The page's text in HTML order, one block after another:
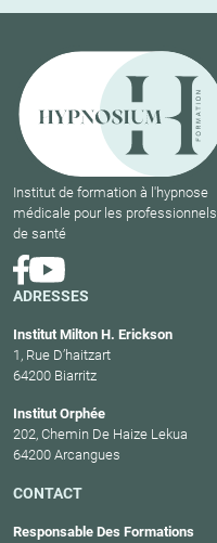
Institut de formation à l'hypnose
médicale pour les professionnels
de santé
ADRESSES
Institut Milton H. Erickson
1, Rue D’haitzart
64200 Biarritz
Institut Orphée
202, Chemin De Haize Lekua
64200 Arcangues
CONTACT
Responsable Des Formations